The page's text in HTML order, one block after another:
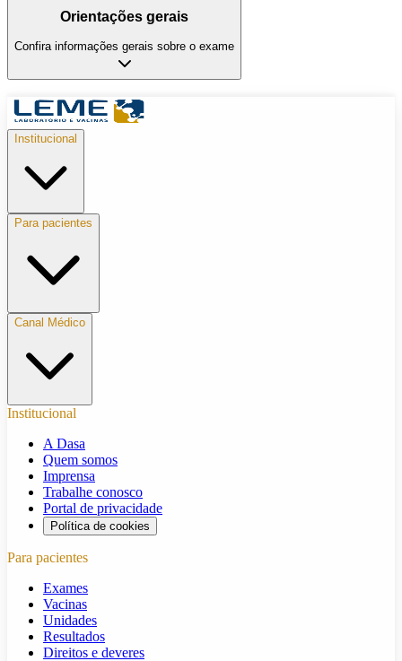
Orientações gerais
Confira informações gerais sobre o exame
Institucional
Para pacientes
Canal Médico
Institucional
A Dasa
Quem somos
Imprensa
Trabalhe conosco
Portal de privacidade
Política de cookies
Para pacientes
Exames
Vacinas
Unidades
Resultados
Direitos e deveres